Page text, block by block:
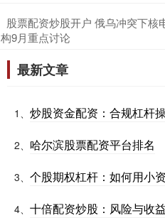
股票配资炒股开户 俄乌冲突下
构9月重点讨论
最新文章
1、 炒股资金配资：合规杠杆
2、 哈尔滨股票配资平台排名
3、 个股期权杠杆：如何用小
4、 十倍配资炒股：风险与收